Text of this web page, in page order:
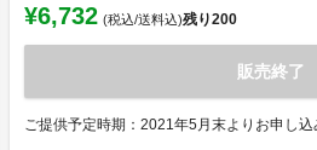
¥6,732 (税込/送料込)残り200
販売終了
ご提供予定時期：2021年5月末よりお申し込